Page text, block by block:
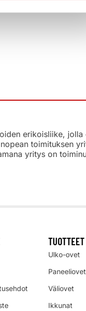
erikoisliike,
toimituksen
yritys on
TUOTTEET
Ulko-ovet
Paneeliovet
Väliovet
Ikkunat